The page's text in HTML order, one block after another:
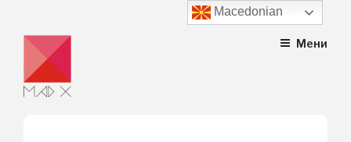
content
Мени
Macedonian